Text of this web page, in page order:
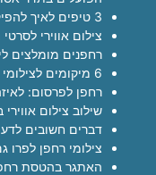
3 טיפים לאיך להפיק את השוט צילום אווירי המדהים ביותר
צילום אווירי
רחפנים מומלצים
6 מיקומים לצילומי רחפן בנתניה
רחפן לפרסום:
שילוב צילום
דברים חשובים
צילומי רחפן לפרו
האתגר בהטסת